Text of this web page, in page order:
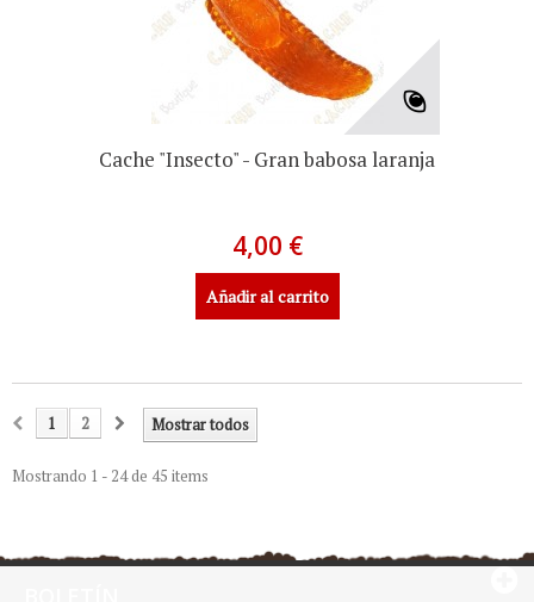
Cache "Insecto" - Gran babosa laranja
4,00 €
Añadir al carrito
Mostrar todos
1 2
Mostrando 1 - 24 de 45 items